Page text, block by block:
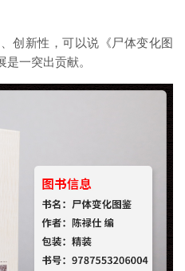
创新性，可以说《尸体变化图
一突出贡献。